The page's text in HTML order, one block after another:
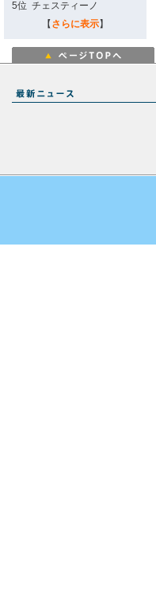
5位 チェスティーノ
【 さらに表示】